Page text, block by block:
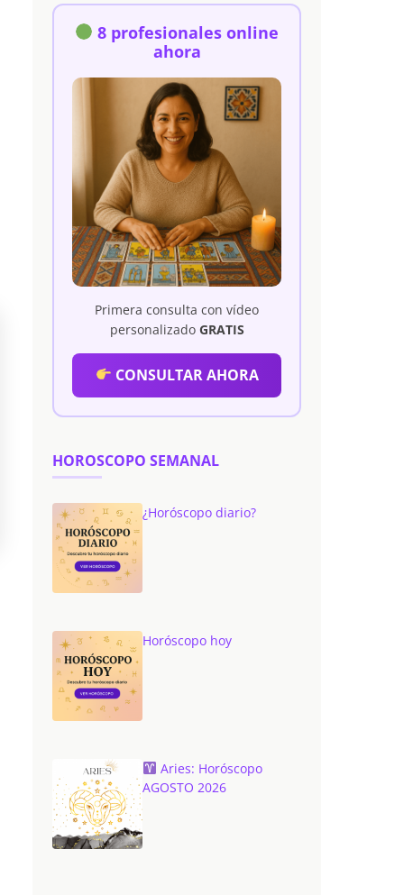
8 profesionales online
ahora
Primera consulta con vídeo
personalizado GRATIS
CONSULTAR AHORA
HOROSCOPO SEMANAL
¿Horóscopo diario?
Horóscopo hoy
Aries: Horóscopo
AGOSTO 2026